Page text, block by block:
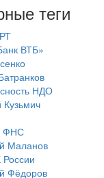
теги
ВТБ»
НДО
ФНС
Маланов
Фёдоров